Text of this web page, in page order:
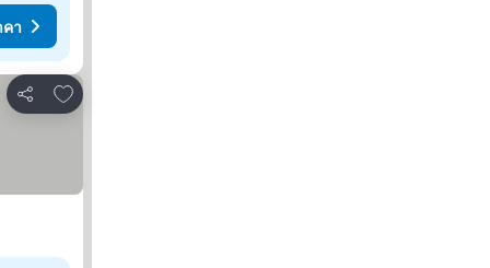
า
แชร์
เพิ่มในรายการโปรด